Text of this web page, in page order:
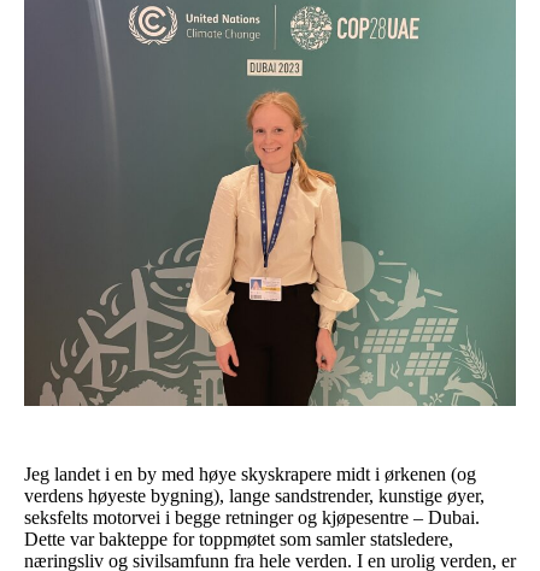
Jeg landet i en by med høye skyskrapere midt i ørkenen (og
verdens høyeste bygning), lange sandstrender, kunstige øyer,
seksfelts motorvei i begge retninger og kjøpesentre – Dubai.
Dette var bakteppe for toppmøtet som samler statsledere,
næringsliv og sivilsamfunn fra hele verden. I en urolig verden, er